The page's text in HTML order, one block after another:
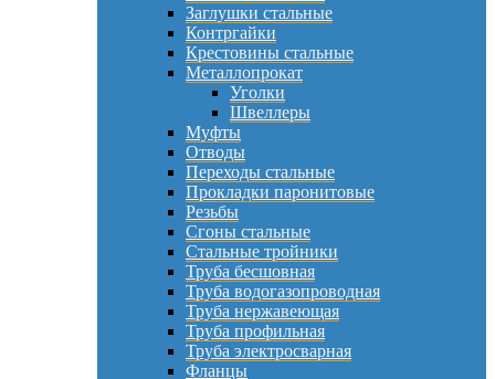
Заглушки стальные
Контргайки
Крестовины стальные
Металлопрокат
Уголки
Швеллеры
Муфты
Отводы
Переходы стальные
Прокладки паронитовые
Резьбы
Сгоны стальные
Стальные тройники
Труба бесшовная
Труба водогазопроводная
Труба нержавеющая
Труба профильная
Труба электросварная
Фланцы